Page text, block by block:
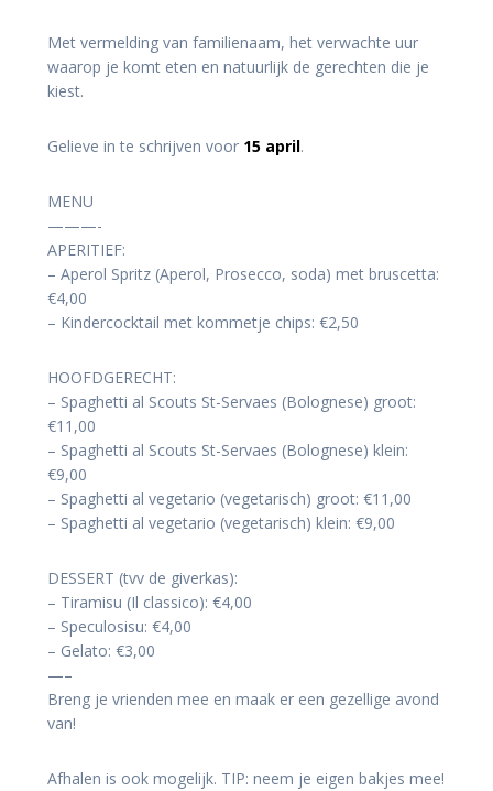
Met vermelding van familienaam, het verwachte uur
waarop je komt eten en natuurlijk de gerechten die je
kiest.
Gelieve in te schrijven voor 15 april.
MENU
———-
APERITIEF:
– Aperol Spritz (Aperol, Prosecco, soda) met bruscetta:
€4,00
– Kindercocktail met kommetje chips: €2,50
HOOFDGERECHT:
– Spaghetti al Scouts St-Servaes (Bolognese) groot:
€11,00
– Spaghetti al Scouts St-Servaes (Bolognese) klein:
€9,00
– Spaghetti al vegetario (vegetarisch) groot: €11,00
– Spaghetti al vegetario (vegetarisch) klein: €9,00
DESSERT (tvv de giverkas):
– Tiramisu (Il classico): €4,00
– Speculosisu: €4,00
– Gelato: €3,00
—–
Breng je vrienden mee en maak er een gezellige avond
van!
Afhalen is ook mogelijk. TIP: neem je eigen bakjes mee!